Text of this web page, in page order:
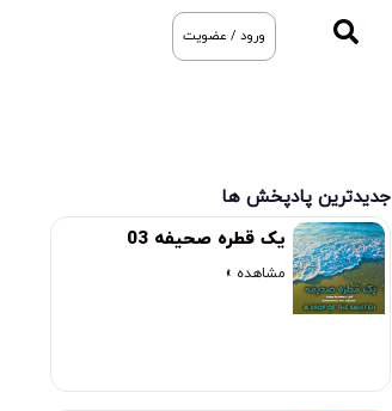
ورود / عضویت
جدیدترین پادپخش ها
یک قطره صحیفه 03
مشاهده »